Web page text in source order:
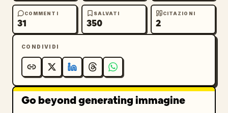
COMMENTI
31
SALVATI
350
CITAZIONI
2
CONDIVIDI
Go beyond generating immagine